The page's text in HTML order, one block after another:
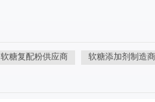
软糖复配粉供应商 软糖添加剂制造商